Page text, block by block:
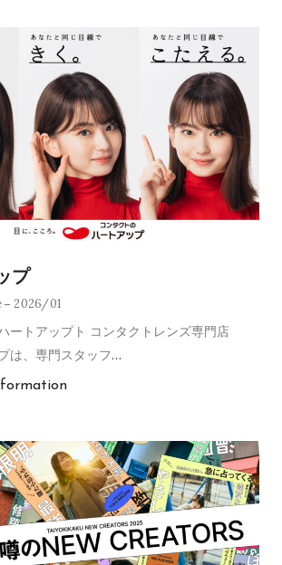
プ
2026/01
ートアップト コンタクトレンズ専門店
は、専門スタッフ…